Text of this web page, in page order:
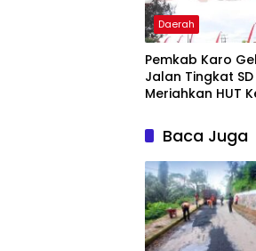
Daerah
Pemkab Karo
Jalan Tingkat SD
Meriahkan HUT
Baca Juga